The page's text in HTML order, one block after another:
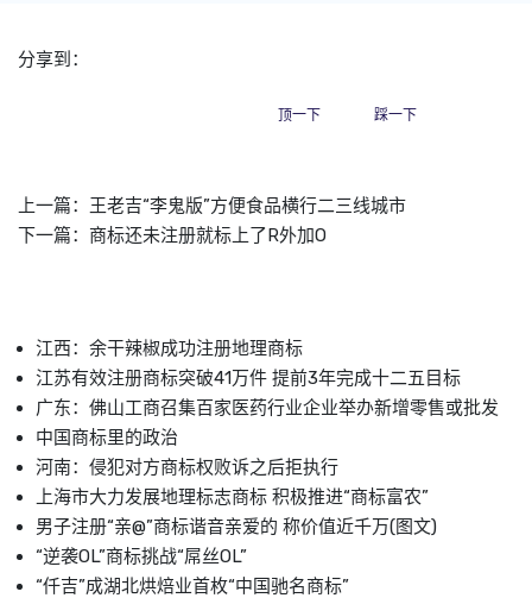
分享到：
顶一下 踩一下
上一篇： 王老吉“李鬼版”方便食品横行二三线城市
下一篇： 商标还未注册就标上了R外加O
江西：余干辣椒成功注册地理商标
江苏有效注册商标突破41万件 提前3年完成十二五目标
广东：佛山工商召集百家医药行业企业举办新增零售或批发
中国商标里的政治
河南：侵犯对方商标权败诉之后拒执行
上海市大力发展地理标志商标 积极推进“商标富农”
男子注册“亲@”商标谐音亲爱的 称价值近千万(图文)
“逆袭OL”商标挑战“屌丝OL”
“仟吉”成湖北烘焙业首枚“中国驰名商标”